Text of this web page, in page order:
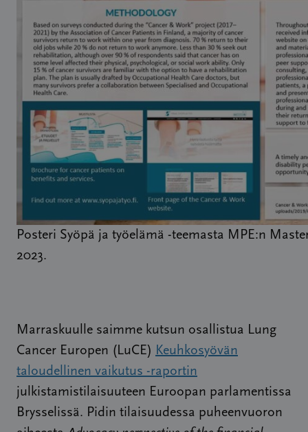
Posteri Syöpä ja työelämä -teemasta MPE:n
2023.
Marraskuulle saimme kutsun osallistua Lung
Cancer Europen (LuCE) Keuhkosyövän
taloudellinen vaikutus -raportin
julkistamistilaisuuteen Euroopan parlamentissa
Brysselissä. Pidin tilaisuudessa puheenvuoron